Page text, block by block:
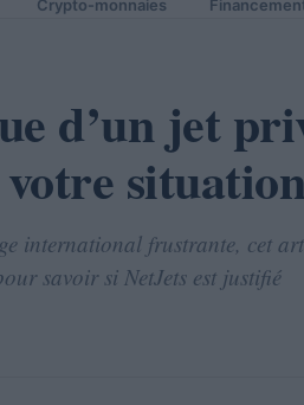
Crypto-monnaies
d’un jet
situation
international frustrante, cet
savoir si NetJets est justifié